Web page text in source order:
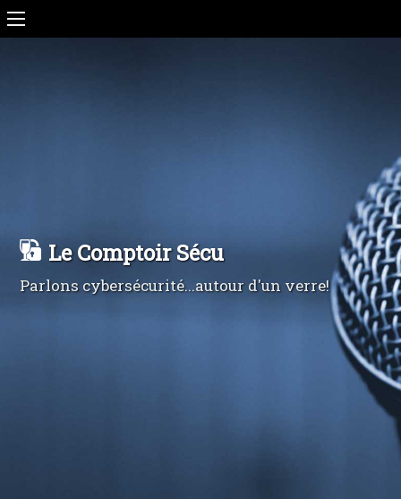
Le Comptoir Sécu
Parlons cybersécurité...autour d'un verre!